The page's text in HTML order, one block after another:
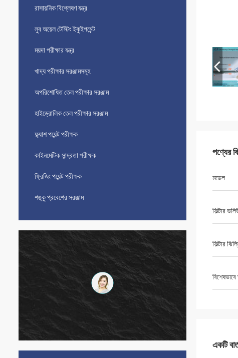
রাসায়নিক বিশ্লেষণ যন্ত্র
লুব অয়েল টেস্টিং ইকুইপমেন্ট
ময়দা পরীক্ষার যন্ত্র
খাদ্য পরীক্ষার সরঞ্জামসমূহ
অপরিশোধিত তেল পরীক্ষার সরঞ্জাম
হাইড্রোলিক তেল পরীক্ষার সরঞ্জাম
ফ্ল্যাশ পয়েন্ট পরীক্ষক
কাইনমেটিক সান্দ্রতা পরীক্ষক
ফ্রিজিং পয়েন্ট পরীক্ষক
শঙ্কু প্রবেশের সরঞ্জাম
পণ্যের
মডেল
ফিল্টার
ফিল্টার
একটি